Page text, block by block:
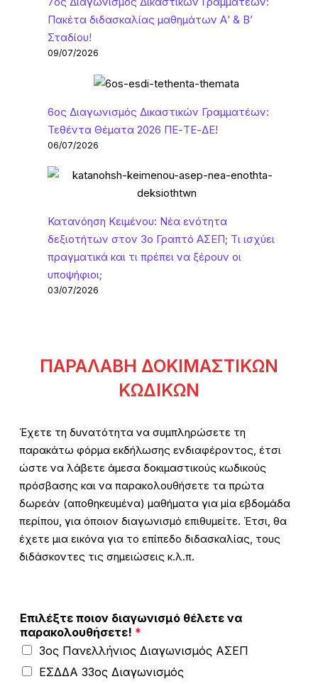
Πακέτα διδασκαλίας μαθημάτων Α’ & Β’
Σταδίου!
09/07/2026
6ος Διαγωνισμός Δικαστικών Γραμματέων:
Τεθέντα Θέματα 2026 ΠΕ-ΤΕ-ΔΕ!
06/07/2026
Κατανόηση Κειμένου: Νέα ενότητα
δεξιοτήτων στον 3ο Γραπτό ΑΣΕΠ; Τι ισχύει
πραγματικά και τι πρέπει να ξέρουν οι
υποψήφιοι;
03/07/2026
ΠΑΡΑΛΑΒΗ ΔΟΚΙΜΑΣΤΙΚΩΝ
ΚΩΔΙΚΩΝ
Έχετε τη δυνατότητα να συμπληρώσετε τη
παρακάτω φόρμα εκδήλωσης ενδιαφέροντος, έτσι
ώστε να λάβετε άμεσα δοκιμαστικούς κωδικούς
πρόσβασης και να παρακολουθήσετε τα πρώτα
δωρεάν (αποθηκευμένα) μαθήματα για μία εβδομάδα
περίπου, για όποιον διαγωνισμό επιθυμείτε. Έτσι, θα
έχετε μια εικόνα για το επίπεδο διδασκαλίας, τους
διδάσκοντες τις σημειώσεις κ.λ.π.
Επιλέξτε ποιον διαγωνισμό θέλετε να
παρακολουθήσετε! *
3ος Πανελλήνιος Διαγωνισμός ΑΣΕΠ
ΕΣΔΔΑ 33ος Διαγωνισμός